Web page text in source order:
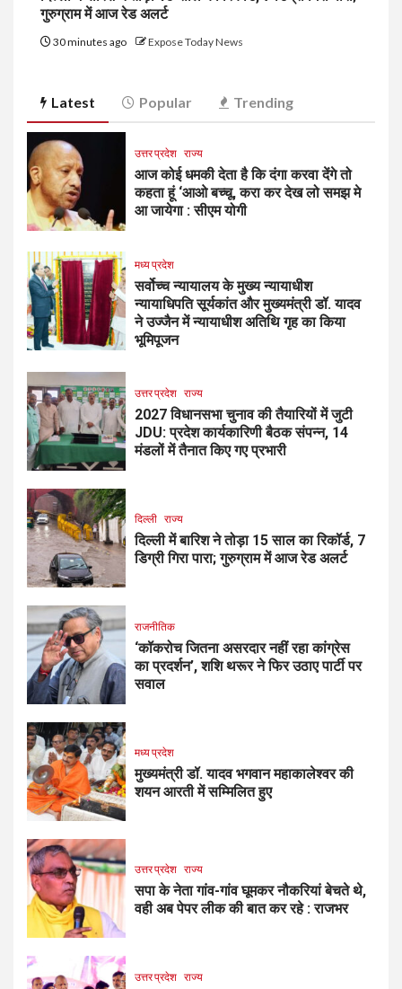
गुरुग्राम में आज रेड अलर्ट
30 minutes ago Expose Today News
Latest Popular Trending
उत्तर प्रदेश राज्य
आज कोई धमकी देता है कि दंगा करवा देंगे तो
कहता हूं ‘आओ बच्चू, करा कर देख लो समझ मे
आ जायेगा : सीएम योगी
मध्य प्रदेश
सर्वोच्च न्यायालय के मुख्‍य न्‍यायाधीश
न्यायाधिपति सूर्यकांत और मुख्यमंत्री डॉ. यादव
ने उज्जैन में न्यायाधीश अतिथि गृह का किया
भूमिपूजन
उत्तर प्रदेश राज्य
2027 विधानसभा चुनाव की तैयारियों में जुटी
JDU: प्रदेश कार्यकारिणी बैठक संपन्न, 14
मंडलों में तैनात किए गए प्रभारी
दिल्ली राज्य
दिल्ली में बारिश ने तोड़ा 15 साल का रिकॉर्ड, 7
डिग्री गिरा पारा; गुरुग्राम में आज रेड अलर्ट
राजनीतिक
‘कॉकरोच जितना असरदार नहीं रहा कांग्रेस
का प्रदर्शन’, शशि थरूर ने फिर उठाए पार्टी पर
सवाल
मध्य प्रदेश
मुख्यमंत्री डॉ. यादव भगवान महाकालेश्‍वर की
शयन आरती में सम्मिलित हुए
उत्तर प्रदेश राज्य
सपा के नेता गांव-गांव घूमकर नौकरियां बेचते थे,
वही अब पेपर लीक की बात कर रहे : राजभर
उत्तर प्रदेश राज्य